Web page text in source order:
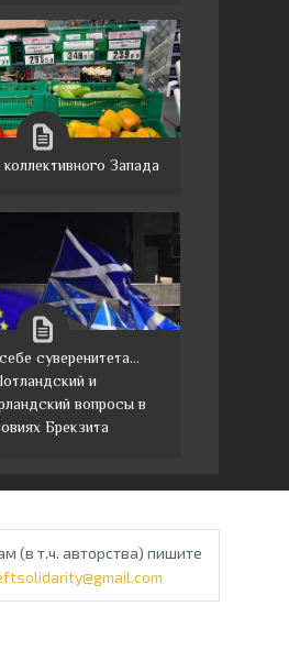
Запада
суверенитета…
и
вопросы в
Брекзита
(в т.ч. авторства) пишите